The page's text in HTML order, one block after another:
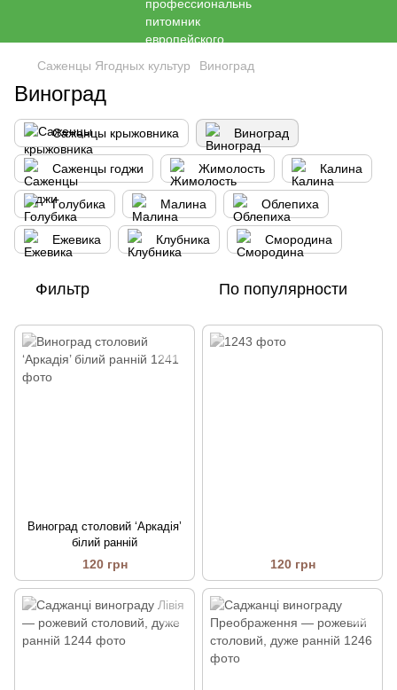
Саженцы Ягодных культур Виноград
Виноград
Саженцы крыжовника Виноград
Саженцы годжи Жимолость Калина
Голубика Малина Облепиха
Ежевика Клубника Cмородина
Фильтр По популярности
Виноград столовий ‘Аркадія’
білий ранній
120 грн 120 грн